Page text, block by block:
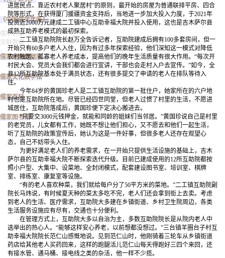
《中国儒学年鉴》
儒学名家
文献数据
儒家经典数据库
儒家文化数字馆
儒家百科
儒家图书馆
进居民点、靠近农村老人聚居村”的原则，最开始的房屋为普通联排平房、四合
院等形式，在获得厦门援疆资金支持后，当地进一步加大投入力度，于2021年
投资近2000万元建成二工镇中心互助幸福大院并投入使用，这也是吉木萨尔县
成熟互助养老模式的最初探索。
二工镇互助院院长赵万全告诉记者，互助院建成后拥有100多套房间，但一
开始只有60多户老人入住，因为有过多年探索经验，他们深知这一模式对降低
农村独居、孤寡老人养老成本，提高他们的晚年生活质量有很大作用。“每次开
村民大会、党员大会我们都会进行宣讲，干部也会走村入户去宣传。”如今，全
县12所互助院基本处于满员状态，还有很多提交了申请的老人在排队等待入
住。
今年84岁的黄国珍老人是二工镇互助院的第一批住户，她家所在的六户地
村也是互助院所在地。尽管已经四世同堂，但老人过惯了村里的生活，不愿进
城居住，互助院落成后，黄国珍便下定决心搬进去。
“只要交3000元钱押金，就能和同龄的姐妹们当邻居。”黄国珍说自己是村里
的老党员，儿女都有工作，她既不想让他们担心，又不愿去和他们一起生活，
听了互助院的政策宣传后，她认为这是一件好事，但很多老人还存在观望心
态，自己不妨带头入住。
为更好满足老人们的养老需求，在一开始只提供生活设施的基础上，吉木
萨尔县的互助幸福大院不断探索迭代升级。目前已建成使用的12所互助院都按
照小户型、大集中、设菜地、全封闭模式，配套建设图书室、培训室、棋牌
室、排练室、康复室等设施。
“有的老人喜欢种菜，我们就给每户分了50平方米的菜地。”二工镇互助院副
院长马炜说，有时候夏天种的菜太多吃不完，老人们还会拿到街上去卖。考虑
到老人的生活、医疗需求，互助院大多建在乡镇街道、乡村卫生院周边，各类
生活服务设施应有尽有，交通也十分便利。
在管理方式上，互助院大多以自治为主，多数互助院院长是从院内老人中
选举出的热心人。“能够这样安心养老，以前想都没想过。”三台镇羊圈台子村互
助幸福大院院长范仁山感慨地说。见到范仁山时，他刚骑着三轮车从乡镇街道
药店给其他老人买药回来，这样的跑腿活儿范仁山每天得跑好三四个来回，还
有接水管、通马桶、接电线之类的杂活，他一样不少揽。